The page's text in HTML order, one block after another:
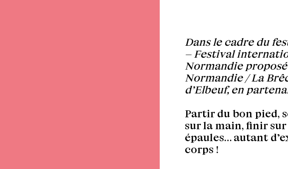
Dans le cadre du
– Festival
Normandie
Normandie / La
d’Elbeuf, en
Partir du bon pied,
sur la main, finir
épaules… autant
corps !